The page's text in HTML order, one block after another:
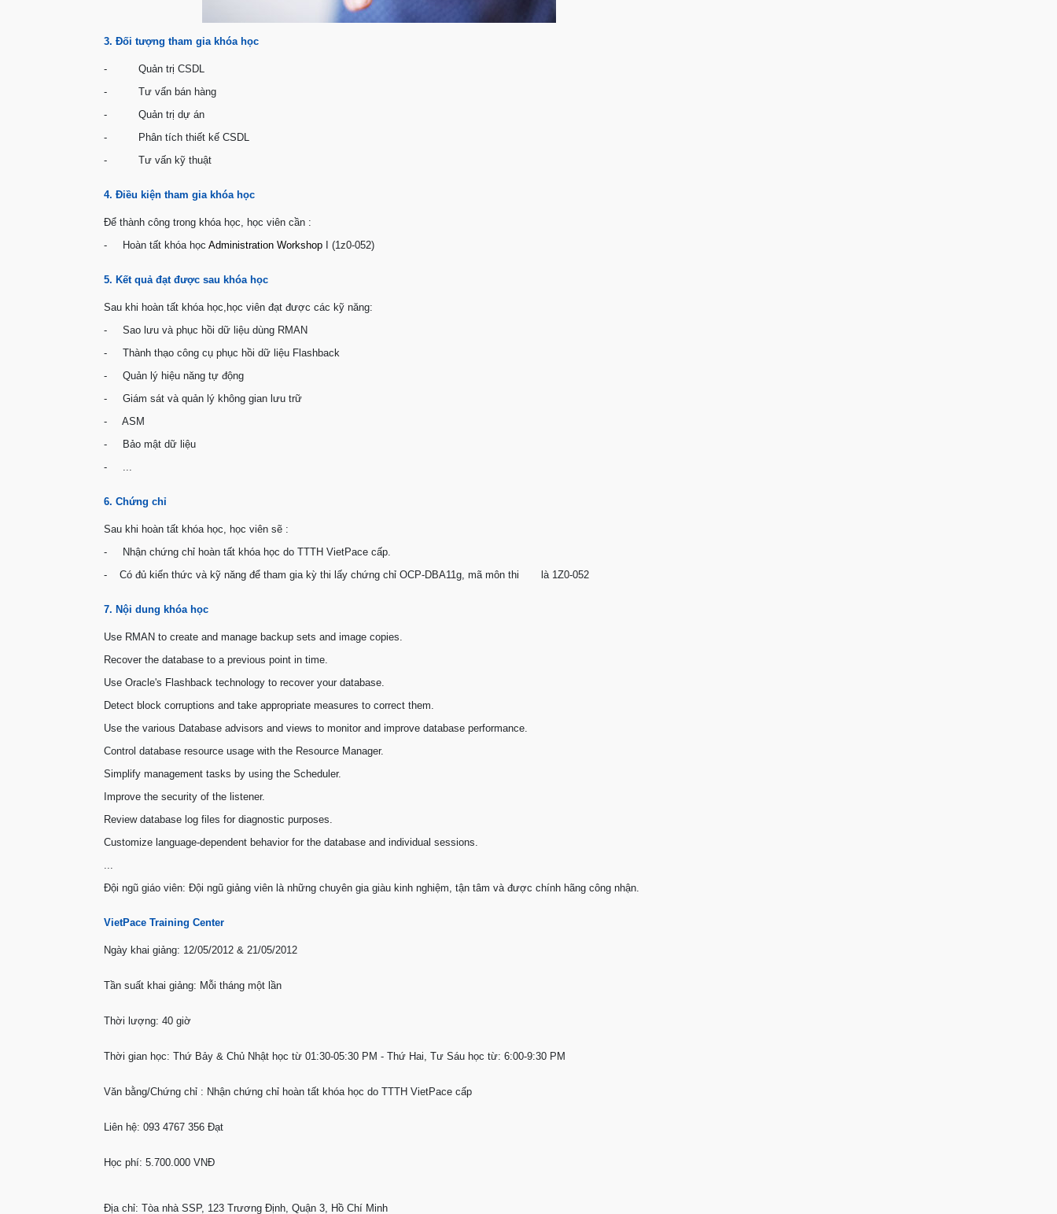
3. Đối tượng tham gia khóa học
- Quản trị CSDL
- Tư vấn bán hàng
- Quản trị dự án
- Phân tích thiết kế CSDL
- Tư vấn kỹ thuật
4. Điều kiện tham gia khóa học
Để thành công trong khóa học, học viên cần :
- Hoàn tất khóa học Administration Workshop I (1z0-052)
5. Kết quả đạt được sau khóa học
Sau khi hoàn tất khóa học,học viên đạt được các kỹ năng:
- Sao lưu và phục hồi dữ liệu dùng RMAN
- Thành thạo công cụ phục hồi dữ liệu Flashback
- Quản lý hiệu năng tự động
- Giám sát và quản lý không gian lưu trữ
- ASM
- Bảo mật dữ liệu
- ...
6. Chứng chỉ
Sau khi hoàn tất khóa học, học viên sẽ :
- Nhận chứng chỉ hoàn tất khóa học do TTTH VietPace cấp.
- Có đủ kiến thức và kỹ năng để tham gia kỳ thi lấy chứng chỉ OCP-DBA11g, mã môn thi là 1Z0-052
7. Nội dung khóa học
Use RMAN to create and manage backup sets and image copies.
Recover the database to a previous point in time.
Use Oracle's Flashback technology to recover your database.
Detect block corruptions and take appropriate measures to correct them.
Use the various Database advisors and views to monitor and improve database performance.
Control database resource usage with the Resource Manager.
Simplify management tasks by using the Scheduler.
Improve the security of the listener.
Review database log files for diagnostic purposes.
Customize language-dependent behavior for the database and individual sessions.
...
Đội ngũ giáo viên: Đội ngũ giảng viên là những chuyên gia giàu kinh nghiệm, tận tâm và được chính hãng công nhận.
VietPace Training Center
Ngày khai giảng: 12/05/2012 & 21/05/2012
Tần suất khai giảng: Mỗi tháng một lần
Thời lượng: 40 giờ
Thời gian học: Thứ Bảy & Chủ Nhật học từ 01:30-05:30 PM - Thứ Hai, Tư Sáu học từ: 6:00-9:30 PM
Văn bằng/Chứng chỉ : Nhận chứng chỉ hoàn tất khóa học do TTTH VietPace cấp
Liên hệ: 093 4767 356 Đạt
Học phí: 5.700.000 VNĐ
Địa chỉ: Tòa nhà SSP, 123 Trương Định, Quận 3, Hồ Chí Minh